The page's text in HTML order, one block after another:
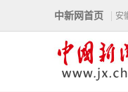
中新网首页 安